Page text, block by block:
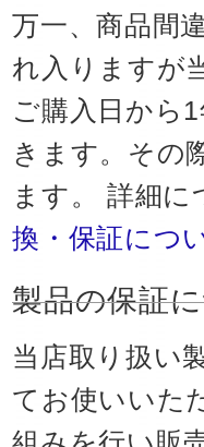
万一、商品間
れ入りますが
ご購入日から
きます。その
ます。 詳細
換・保証につ
製品の保証
当店取り扱い
てお使いいた